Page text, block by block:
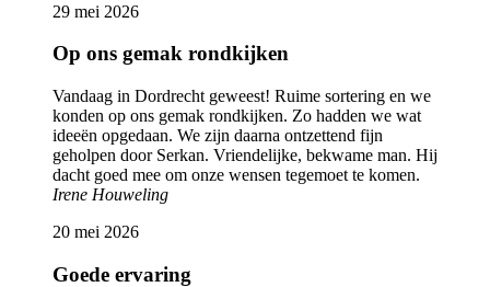
29 mei 2026
Op ons gemak rondkijken
Vandaag in Dordrecht geweest! Ruime sortering en we
konden op ons gemak rondkijken. Zo hadden we wat
ideeën opgedaan. We zijn daarna ontzettend fijn
geholpen door Serkan. Vriendelijke, bekwame man. Hij
dacht goed mee om onze wensen tegemoet te komen.
Irene Houweling
20 mei 2026
Goede ervaring